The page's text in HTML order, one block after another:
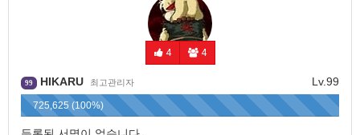
4 4
Lv.99
99 HIKARU 최고관리자
725,625 (100%)